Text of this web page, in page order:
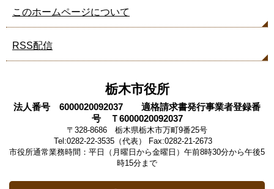
このホームページについて
RSS配信
栃木市役所
法人番号 6000020092037 適格請求書発行事業者登録番
号 Ｔ6000020092037
〒328-8686 栃木県栃木市万町9番25号
Tel:0282-22-3535（代表） Fax:0282-21-2673
市役所通常業務時間：平日（月曜日から金曜日）午前8時30分から午後5
時15分まで